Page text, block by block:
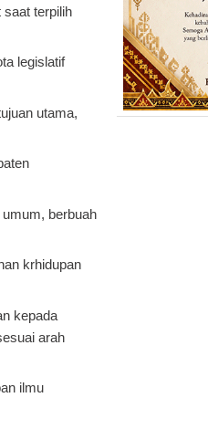
saat terpilih
legislatif
utama,
berbuah
krhidupan
kepada
arah
ilmu